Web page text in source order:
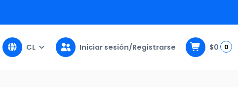
CL Iniciar sesión/Registrarse $0 0